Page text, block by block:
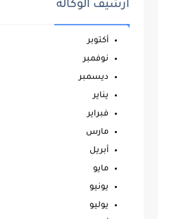
ارشيف الوكالة
أكتوبر
نوفمبر
ديسمبر
يناير
فبراير
مارس
أبريل
مايو
يونيو
يوليو